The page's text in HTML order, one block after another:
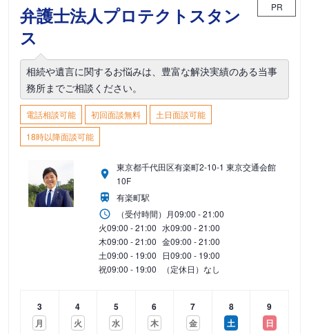
弁護士法人プロテクトスタン
ス
PR
相続や遺言に関するお悩みは、豊富な解決実績のある当事
務所までご相談ください。
電話相談可能 初回面談無料
土日面談可能
18時以降面談可能
東京都千代田区有楽町2-10-1 東京交通会館
10F
有楽町駅
（受付時間） 月09:00 - 21:00
火09:00 - 21:00 水09:00 - 21:00
木09:00 - 21:00 金09:00 - 21:00
土09:00 - 19:00 日09:00 - 19:00
祝09:00 - 19:00 （定休日）なし
3
月
4
火
5
水
6
木
7
金
8
土
9
日